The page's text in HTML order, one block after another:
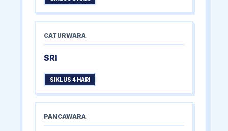
CATURWARA
SRI
SIKLUS 4 HARI
PANCAWARA